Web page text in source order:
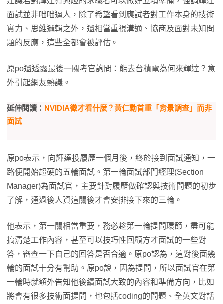
面試並非咄咄逼人，除了希望看到應試者對工作本身的技術
實力、思維邏輯之外，還相當重視溝通、協商及面對未知問
題的反應，這些全都會被評估。
原po還透露最後一關考官詢問：能去台積電為何來輝達？意
外引起網友熱議。
延伸閱讀： NVIDIA徵才看什麼？黃仁勳首重「背景調查」而非
面試
原po表示，向輝達投履歷一個月後，終於接到面試通知，一
路便開始超硬的五輪面試。第一輪面試部門經理(Section
Manager)為面試官，主要針對履歷做確認與技術問題的初步
了解，通過後人資這關後才會安排接下來的三輪。
他表示，第一關相當重要，務必趁第一輪提問環節，盡可能
搞清楚工作內容，甚至可以技巧性回顧方才面試的一些對
答，審查一下自己的回答是否合適。原po認為，這對後面幾
輪的面試十分有幫助。原po說，因為提問，所以面試官在第
一輪時就額外告知他後續面試大致的內容和準備方向，比如
將會有很多技術面提問，也包括coding的問題、全英文對話